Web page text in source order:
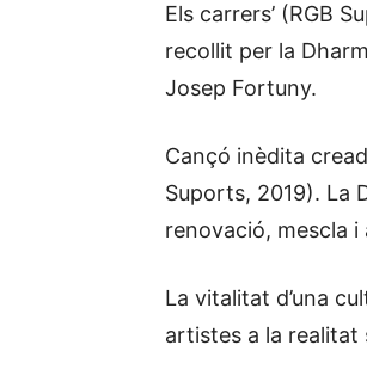
Els carrers’ (RGB
recollit per la
Josep Fortuny.
Cançó inèdita
Suports, 2019). La
renovació, mescla
La vitalitat d’una
artistes a la realitat